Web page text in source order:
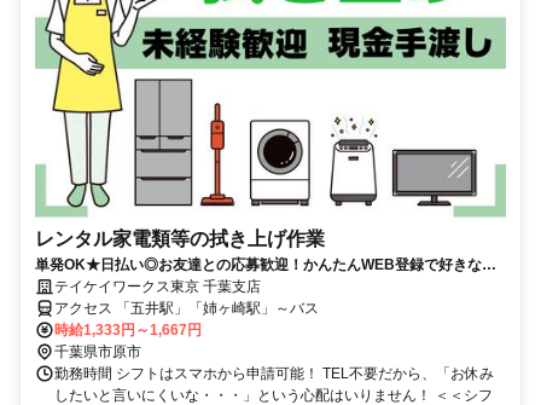
レンタル家電類等の拭き上げ作業
単発OK★日払い◎お友達との応募歓迎！かんたんWEB登録で好きな時
に働ける！扶養内やWワークにも♪
テイケイワークス東京 千葉支店
アクセス 「五井駅」「姉ヶ崎駅」～バス
時給1,333円～1,667円
千葉県市原市
勤務時間 シフトはスマホから申請可能！ TEL不要だから、「お休み
したいと言いにくいな・・・」という心配はいりません！ ＜＜シフ